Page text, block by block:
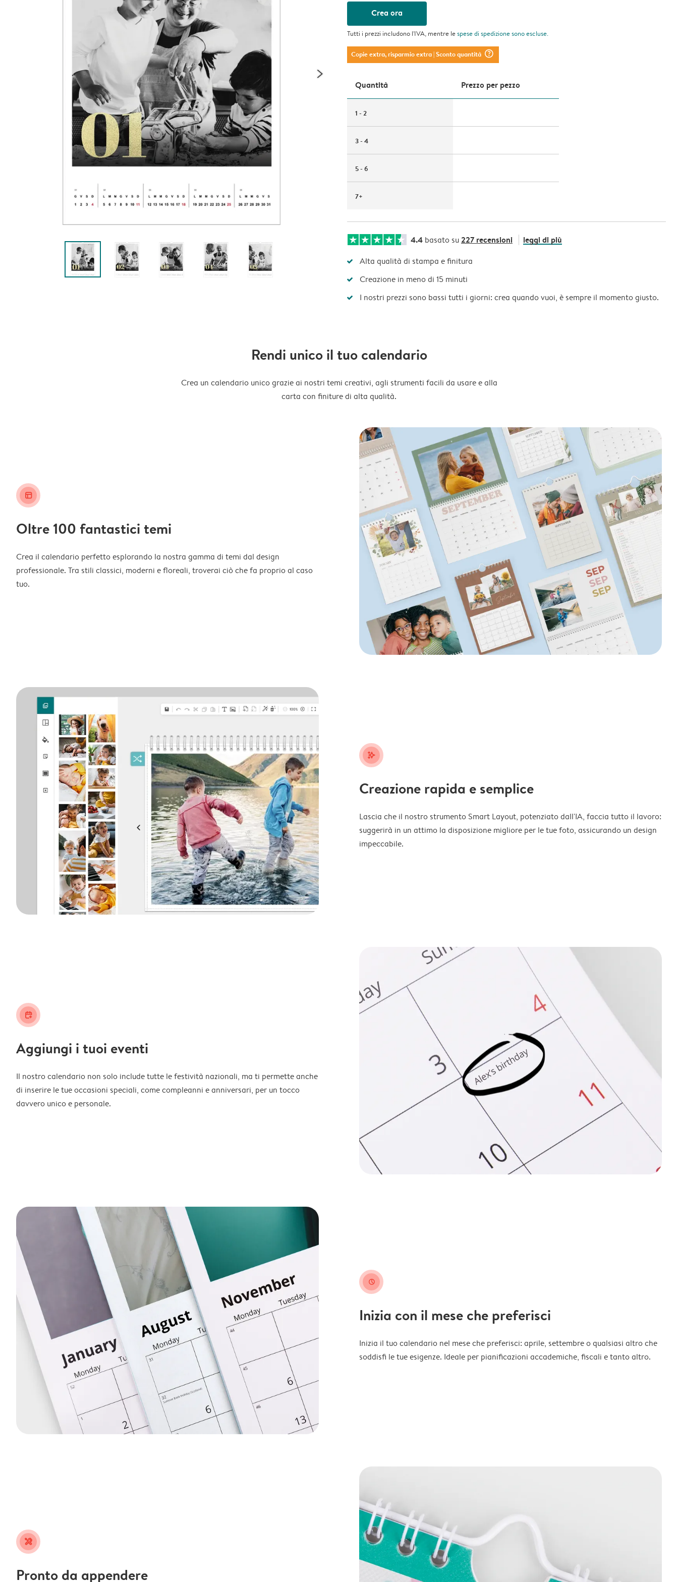
Crea ora
Tutti i prezzi includono l'IVA, mentre lespese di spedizionesono escluse.
Copie extra, risparmio extra| Sconto quantità question_mark_circle
Quantità Prezzo per pezzo
1 - 2
3 - 4
5 - 6
7+
4.4 basato su227 recensioni leggi di più
Alta qualità di stampa e finitura
Creazione in meno di 15 minuti
I nostri prezzi sono bassi tutti i giorni: crea quando vuoi, è sempre il momento giusto.
Rendi unico il tuo calendario
Crea un calendario unico grazie ai nostri temi creativi, agli strumenti facili da usare e alla
carta con finiture di alta qualità.
layout_alt
Oltre 100 fantastici temi
Crea il calendario perfetto esplorando la nostra gamma di temi dal design
professionale. Tra stili classici, moderni e floreali, troverai ciò che fa proprio al caso
tuo.
stars_plus
Creazione rapida e semplice
Lascia che il nostro strumento Smart Layout, potenziato dall'IA, faccia tutto il lavoro:
suggerirà in un attimo la disposizione migliore per le tue foto, assicurando un design
impeccabile.
calendar_plus
Aggiungi i tuoi eventi
Il nostro calendario non solo include tutte le festività nazionali, ma ti permette anche
di inserire le tue occasioni speciali, come compleanni e anniversari, per un tocco
davvero unico e personale.
clock
Inizia con il mese che preferisci
Inizia il tuo calendario nel mese che preferisci: aprile, settembre o qualsiasi altro che
soddisfi le tue esigenze. Ideale per pianificazioni accademiche, fiscali e tanto altro.
tools
Pronto da appendere